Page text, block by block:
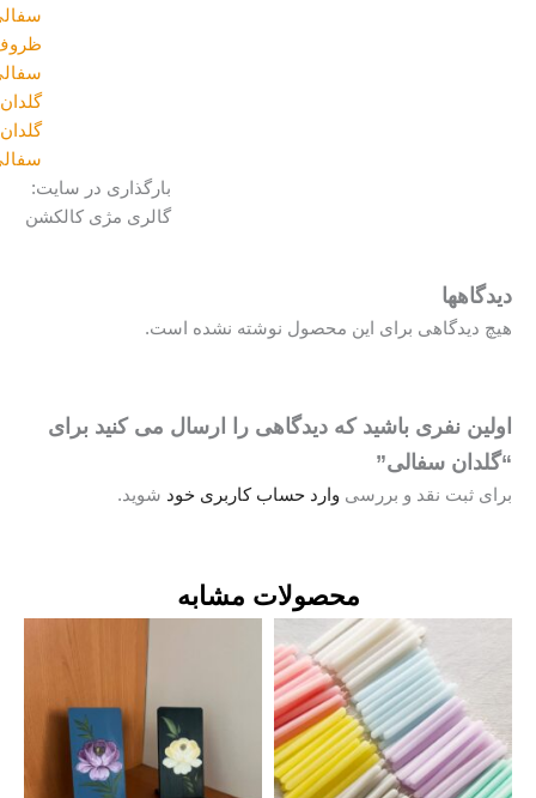
سفالی,
ظروف-
سفالی,
گلدان,
گلدان
سفالی
بارگذاری در سایت:
گالری مژی کالکشن
دیدگاهی برای این محصول نوشته نشده است.
نفری باشید که دیدگاهی را ارسال می کنید برای
سفالی”
ثبت نقد و بررسیوارد حساب کاربری خود شوید.
محصولات مشابه